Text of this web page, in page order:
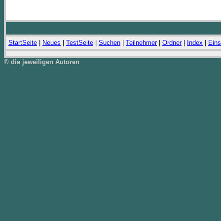
StartSeite Neues TestSeite Suchen Teilnehmer| Ordner| Index
© die jeweiligen Autoren